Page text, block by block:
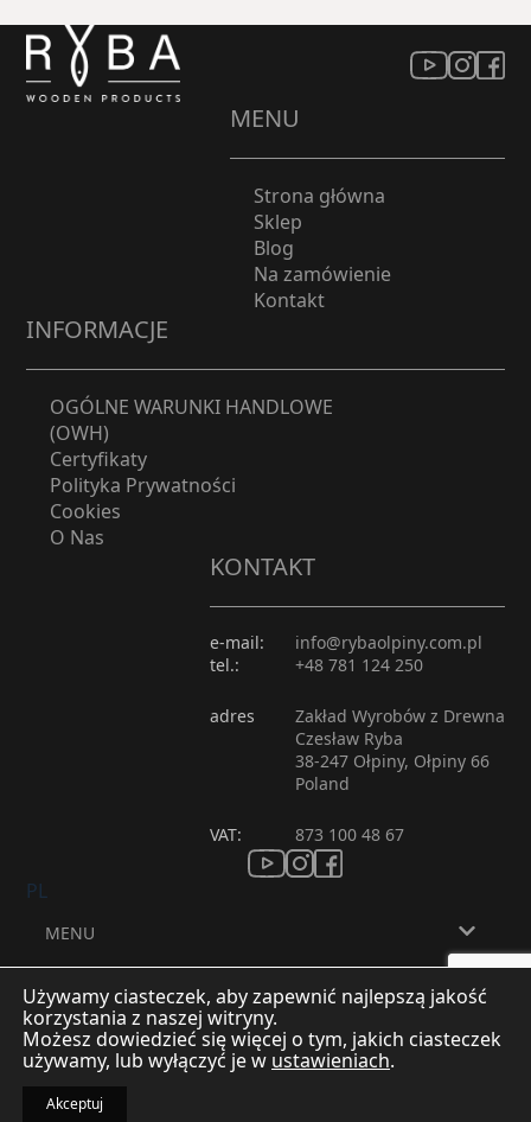
MENU
Strona główna
Sklep
Blog
Na zamówienie
Kontakt
INFORMACJE
OGÓLNE WARUNKI HANDLOWE
(OWH)
Certyfikaty
Polityka Prywatności
Cookies
O Nas
KONTAKT
e-mail:
tel.:
info@rybaolpiny.com.pl
+48 781 124 250
adres
Zakład Wyrobów z Drewna
Czesław Ryba
38-247 Ołpiny, Ołpiny 66
Poland
VAT: 873 100 48 67
PL
MENU
INFORMACJE
KONTAKT
ProjektMUI DESIGN Dorota Borodziuk
© 2026 Producent Wyrobów z Drewna
Używamy ciasteczek, aby zapewnić najlepszą jakość
korzystania z naszej witryny.
Możesz dowiedzieć się więcej o tym, jakich ciasteczek
używamy, lub wyłączyć je w ustawieniach.
Akceptuj